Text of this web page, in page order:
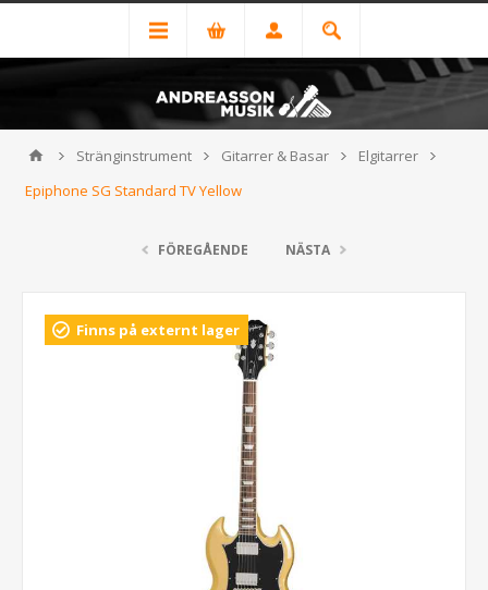
Stränginstrument Gitarrer & Basar
Elgitarrer
Epiphone SG Standard TV Yellow
FÖREGÅENDE NÄSTA
Finns på externt lager